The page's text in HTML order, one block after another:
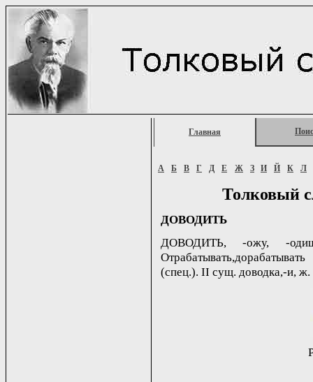
Главная
А Б В Г Д Е Ж З И Й К Л
Толковый
ДОВОДИТЬ
ДОВОДИТЬ, -ожу, -
(спец.). II сущ. доводка,-и,